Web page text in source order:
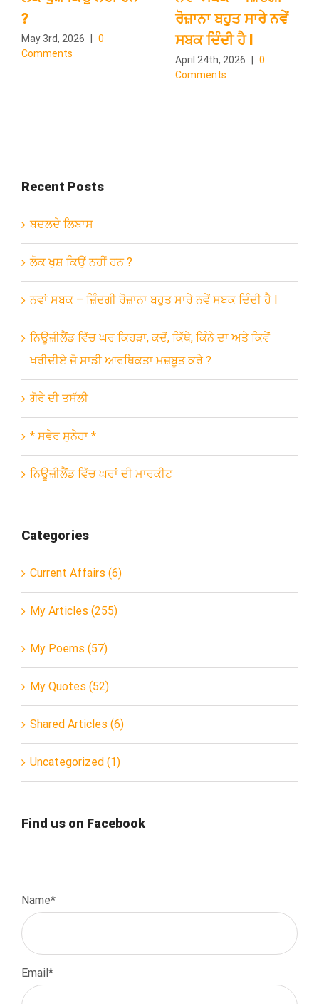
?
May 3rd, 2026
0
Comments
ਰੋਜ਼ਾਨਾ ਬਹੁਤ ਸਾਰੇ ਨਵੇਂ
ਸਬਕ ਦਿੰਦੀ ਹੈ l
April 24th, 2026
0
Comments
Recent Posts
ਬਦਲਦੇ ਲਿਬਾਸ
ਲੋਕ ਖੁਸ਼ ਕਿਉਂ ਨਹੀਂ ਹਨ ?
ਨਵਾਂ ਸਬਕ – ਜ਼ਿੰਦਗੀ ਰੋਜ਼ਾਨਾ ਬਹੁਤ ਸਾਰੇ ਨਵੇਂ ਸਬਕ ਦਿੰਦੀ ਹੈ l
ਨਿਊਜ਼ੀਲੈਂਡ ਵਿੱਚ ਘਰ ਕਿਹੜਾ, ਕਦੋਂ, ਕਿੱਥੇ, ਕਿੰਨੇ ਦਾ ਅਤੇ ਕਿਵੇਂ
ਖਰੀਦੀਏ ਜੋ ਸਾਡੀ ਆਰਥਿਕਤਾ ਮਜ਼ਬੂਤ ਕਰੇ ?
ਗੋਰੇ ਦੀ ਤਸੱਲੀ
* ਸਵੇਰ ਸੁਨੇਹਾ *
ਨਿਊਜ਼ੀਲੈਂਡ ਵਿੱਚ ਘਰਾਂ ਦੀ ਮਾਰਕੀਟ
Categories
Current Affairs (6)
My Articles (255)
My Poems (57)
My Quotes (52)
Shared Articles (6)
Uncategorized (1)
Find us on Facebook
Name*
Email*